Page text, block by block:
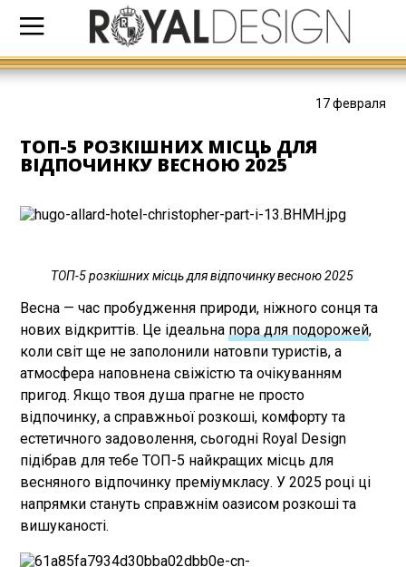
17 февраля
ТОП-5 РОЗКІШНИХ МІСЦЬ ДЛЯ
ВІДПОЧИНКУ ВЕСНОЮ 2025
ТОП-5 розкішних місць для відпочинку весною 2025
Весна — час пробудження природи, ніжного сонця та
нових відкриттів. Це ідеальна пора для подорожей,
коли світ ще не заполонили натовпи туристів, а
атмосфера наповнена свіжістю та очікуванням
пригод. Якщо твоя душа прагне не просто
відпочинку, а справжньої розкоші, комфорту та
естетичного задоволення, сьогодні Royal Design
підібрав для тебе ТОП-5 найкращих місць для
весняного відпочинку преміумкласу. У 2025 році ці
напрямки стануть справжнім оазисом розкоші та
вишуканості.